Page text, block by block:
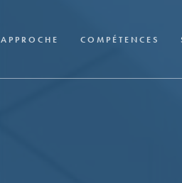
APPROCHE COMPÉTENCES